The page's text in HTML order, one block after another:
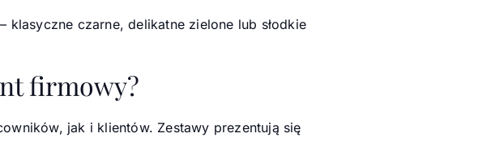
czarne, delikatne zielone lub słodkie
firmowy?
jak i klientów. Zestawy prezentują się